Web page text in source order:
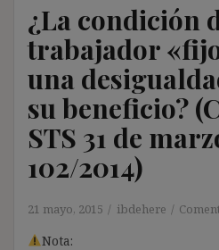
¿La condición
trabajador
una
su beneficio?
STS 31 de
102/2014)
21 mayo, 2015 ibdehere
Nota: